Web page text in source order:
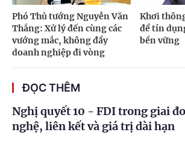
Phó Thủ tướng Nguyễn Văn
Thắng: Xử lý đến cùng các
vướng mắc, không đẩy
doanh nghiệp đi vòng
Khơi
để tín
bền vững
ĐỌC THÊM
Nghị quyết 10 - FDI trong giai
nghệ, liên kết và giá trị dài hạn